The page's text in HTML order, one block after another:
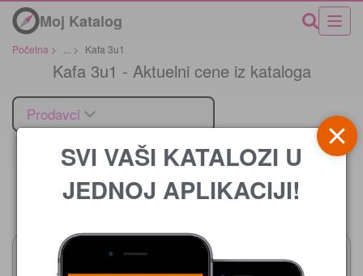
Moj Katalog
Početna > > Kafa 3u1
Kafa 3u1 - Aktuelni cene iz kataloga
Prodavci
Cena
SVI VAŠI KATALOZI U
JEDNOJ APLIKACIJI!